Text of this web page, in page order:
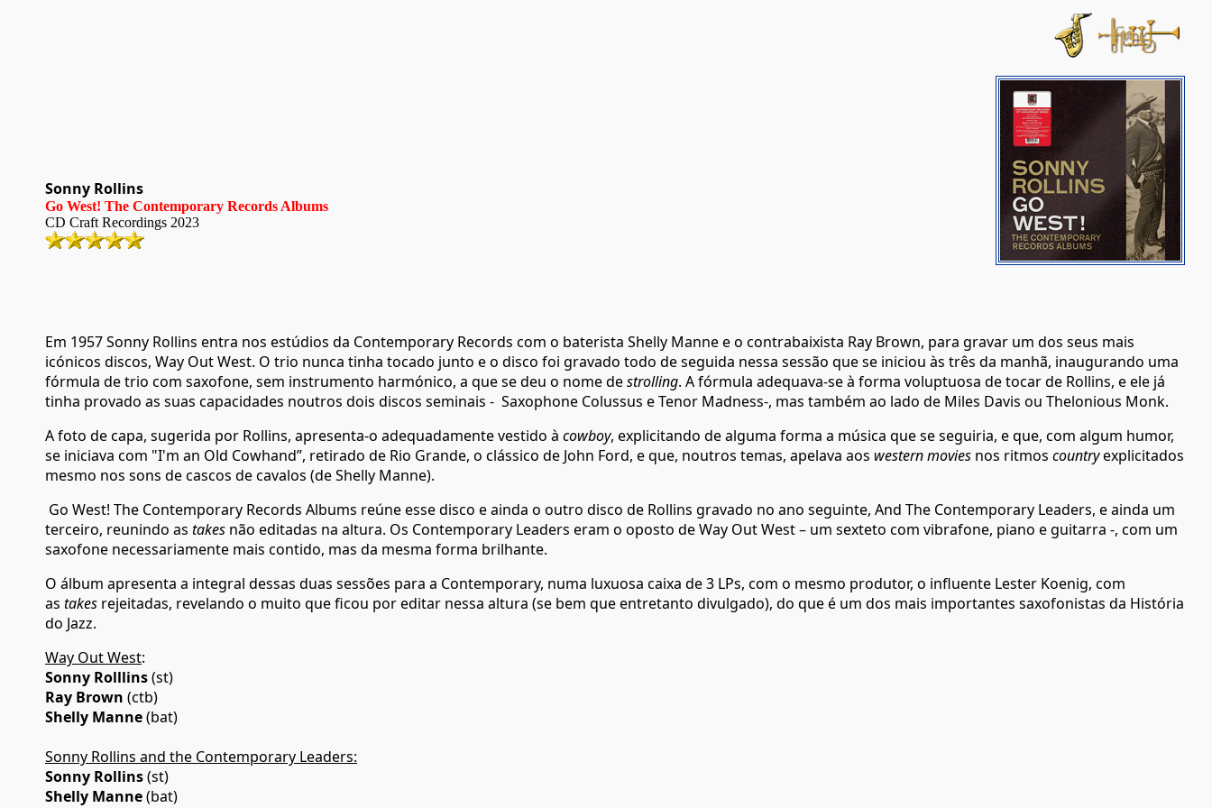
Sonny Rollins
Go West! The Contemporary Records Albums
CD Craft Recordings 2023
Em 1957 Sonny Rollins entra nos estúdios da Contemporary Records com o baterista Shelly Manne e o contrabaixista Ray Brown, para gravar um dos seus mais
icónicos discos, Way Out West. O trio nunca tinha tocado junto e o disco foi gravado todo de seguida nessa sessão que se iniciou às três da manhã, inaugurando uma
fórmula de trio com saxofone, sem instrumento harmónico, a que se deu o nome destrolling. A fórmula adequava-se à forma voluptuosa de tocar de Rollins, e ele já
tinha provado as suas capacidades noutros dois discos seminais - Saxophone Colussus e Tenor Madness-, mas também ao lado de Miles Davis ou Thelonious Monk.
A foto de capa, sugerida por Rollins, apresenta-o adequadamente vestido à cowboy, explicitando de alguma forma a música que se seguiria, e que, com algum humor,
se iniciava com "I'm an Old Cowhand”, retirado de Rio Grande, o clássico de John Ford, e que, noutros temas, apelava aos western movies nos ritmos countryexplicitados
mesmo nos sons de cascos de cavalos (de Shelly Manne).
Go West! The Contemporary Records Albums reúne esse disco e ainda o outro disco de Rollins gravado no ano seguinte, And The Contemporary Leaders, e ainda um
terceiro, reunindo as takes não editadas na altura. Os Contemporary Leaders eram o oposto de Way Out West – um sexteto com vibrafone, piano e guitarra -, com um
saxofone necessariamente mais contido, mas da mesma forma brilhante.
O álbum apresenta a integral dessas duas sessões para a Contemporary, numa luxuosa caixa de 3 LPs, com o mesmo produtor, o influente Lester Koenig, com
as takes rejeitadas, revelando o muito que ficou por editar nessa altura (se bem que entretanto divulgado), do que é um dos mais importantes saxofonistas da História
do Jazz.
Way Out West:
Sonny Rolllins(st)
Ray Brown (ctb)
Shelly Manne(bat)
Sonny Rollins and the Contemporary Leaders:
Sonny Rollins(st)
Shelly Manne(bat)